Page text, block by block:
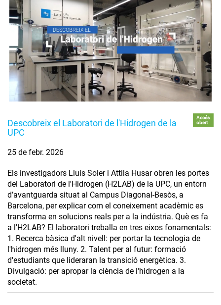
Descobreix el Laboratori de l'Hidrogen de la
UPC
Accés
obert
25 de febr. 2026
Els investigadors Lluís Soler i Attila Husar obren les portes
del Laboratori de l'Hidrogen (H2LAB) de la UPC, un entorn
d’avantguarda situat al Campus Diagonal-Besòs, a
Barcelona, per explicar com el coneixement acadèmic es
transforma en solucions reals per a la indústria. Què es fa
a l'H2LAB? El laboratori treballa en tres eixos fonamentals:
1. Recerca bàsica d'alt nivell: per portar la tecnologia de
l'hidrogen més lluny. 2. Talent per al futur: formació
d'estudiants que lideraran la transició energètica. 3.
Divulgació: per apropar la ciència de l'hidrogen a la
societat.